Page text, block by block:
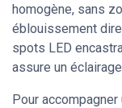
homogène, sans
éblouissement
spots LED
assure un
Pour